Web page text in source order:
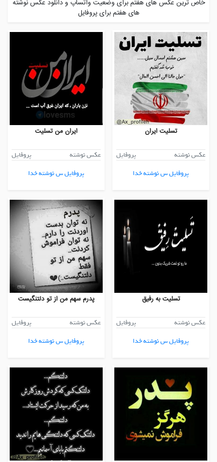
خاص ترین عکس های هفتم برای وضعیت واتساپ و دانلود عکس نوشته
های هفتم برای پروفایل
تسلیت ایران
عکس نوشته
پروفایل
پروفایل س نوشته خدا
ایران من تسلیت
عکس نوشته
پروفایل
پروفایل س نوشته خدا
تسلیت به رفیق
عکس نوشته
پروفایل
پروفایل س نوشته خدا
پدرم سهم من از تو دلتنگیست
عکس نوشته
پروفایل
پروفایل س نوشته خدا